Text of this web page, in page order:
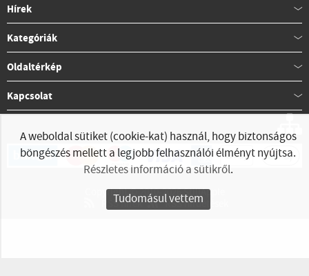
Hírek
Kategóriák
Oldaltérkép
Kapcsolat
Copyright © 2010-2026 StillApple
RSS hírek
RSS hirdetések
A weboldal sütiket (cookie-kat) használ, hogy biztonságos
böngészés mellett a legjobb felhasználói élményt nyújtsa.
Részletes információ a sütikről.
Tudomásul vettem